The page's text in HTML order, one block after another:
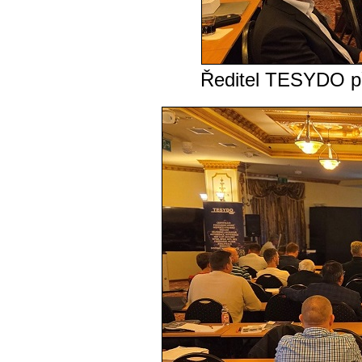
Ředitel TESYDO